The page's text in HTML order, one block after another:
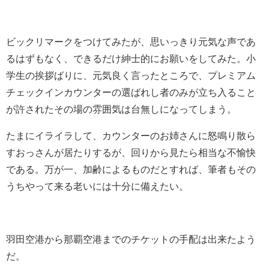
ビックリマークをつけてみたが、思いっきり元気な声であ
るはずもなく、できるだけ紳士的にお願いをしてみた。小
学生の挨拶ばりに、元気良く 言ったところで、プレミアム
チェックインカウンターの選ばれし者のみが立ち入ること
が許されたその場の雰囲気は台無しになってしまう。
たまにイライラして、カウンターのお姉さんに怒鳴り散ら
すおっさんが居たりするが、回りから見たら相当な不愉快
である。万が一、加齢によるものだとすれば、筆者もその
うちやって来る老いには十分に備えたい。
羽田空港から那覇空港までのチケットの手配は出来たよう
だ。